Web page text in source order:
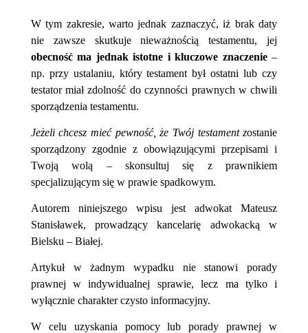
W tym zakresie, warto jednak zaznaczyć, iż brak daty
nie zawsze skutkuje nieważnością testamentu, jej
obecność ma jednak istotne i kluczowe znaczenie–
np. przy ustalaniu, który testament był ostatni lub czy
testator miał zdolność do czynności prawnych w chwili
sporządzenia testamentu.
Jeżeli chcesz mieć pewność, że Twój testament zostanie
sporządzony zgodnie z obowiązującymi przepisami i
Twoją wolą – skonsultuj się z prawnikiem
specjalizującym się w prawie spadkowym.
Autorem niniejszego wpisu jest adwokat Mateusz
Stanisławek, prowadzący kancelarię adwokacką w
Bielsku – Białej.
Artykuł w żadnym wypadku nie stanowi porady
prawnej w indywidualnej sprawie, lecz ma tylko i
wyłącznie charakter czysto informacyjny.
W celu uzyskania pomocy lub porady prawnej w